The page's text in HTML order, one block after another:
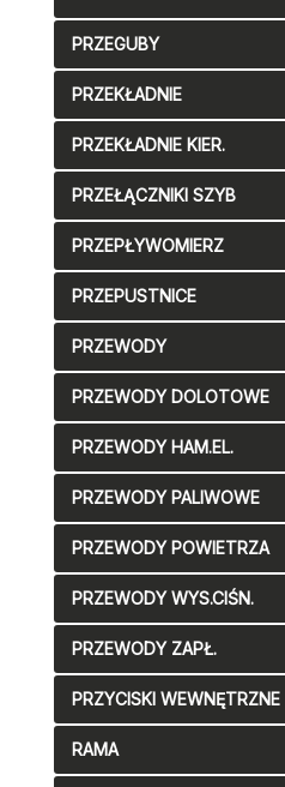
PRZEGUBY
PRZEKŁADNIE
PRZEKŁADNIE KIER.
PRZEŁĄCZNIKI SZYB
PRZEPŁYWOMIERZ
PRZEPUSTNICE
PRZEWODY
PRZEWODY DOLOTOWE
PRZEWODY HAM.EL.
PRZEWODY PALIWOWE
PRZEWODY POWIETRZA
PRZEWODY WYS.CIŚN.
PRZEWODY ZAPŁ.
PRZYCISKI WEWNĘTRZNE
RAMA